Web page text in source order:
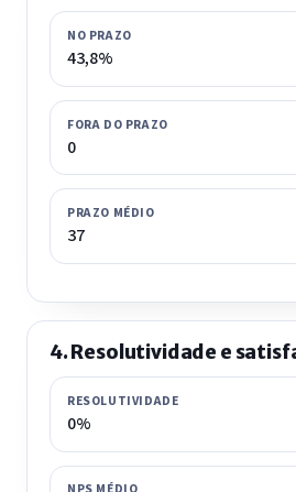
NO PRAZO
43,8%
FORA DO PRAZO
0
PRAZO MÉDIO
37
4. Resolutividade e
RESOLUTIVIDADE
0%